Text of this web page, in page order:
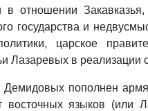
в отношении
государства и
царское
Лазаревых в реализации
Демидовых пополнен
языков (или